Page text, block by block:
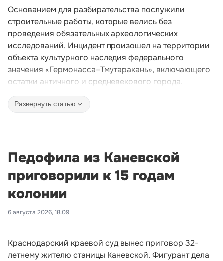
Основанием для разбирательства послужили
строительные работы, которые велись без
проведения обязательных археологических
исследований. Инцидент произошел на территории
объекта культурного наследия федерального
значения «Гермонасса–Тмутаракань», включающего
остатки античного и средневекового города.
Развернуть статью
Педофила из Каневской
приговорили к 15 годам
колонии
6 августа 2026, 18:09
Краснодарский краевой суд вынес приговор 32-
летнему жителю станицы Каневской. Фигурант дела